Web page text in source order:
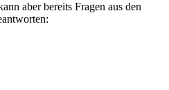
aber bereits Fragen aus den